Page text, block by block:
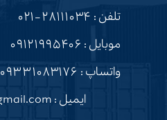
تلفن : ۲۸۱۱۱۰۳۴-۰۲۱
موبایل : ۰۹۱۲۱۹۹۵۴۰۶
واتساپ : ۰۹۳۳۱۰۸۳۱۷۶
ایمیل : soltani.trd.soltani@gmail.com